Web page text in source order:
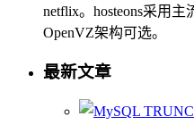
netflix。hosteons采用
OpenVZ架构可选。
最新文章